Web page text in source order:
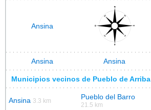
Ansina
Ansina Ansina
Municipios vecinos de Pueblo de Arriba
Ansina 3.3 km Pueblo del Barro
21.5 km